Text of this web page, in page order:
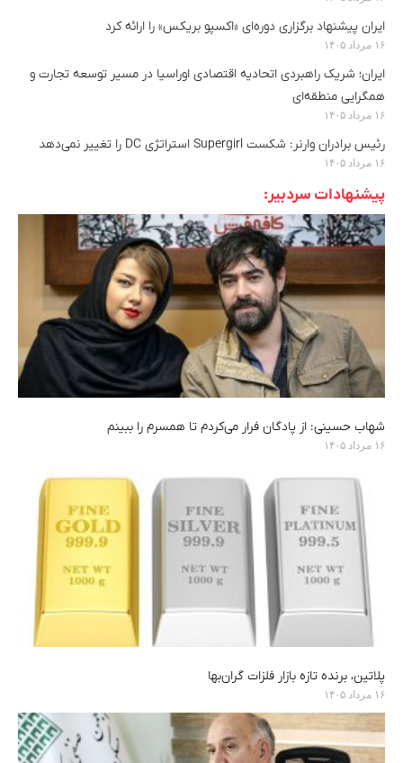
ایران پیشنهاد برگزاری دوره‌ای «اکسپو بریکس» را ارائه کرد
۱۶ مرداد ۱۴۰۵
ایران؛ شریک راهبردی اتحادیه اقتصادی اوراسیا در مسیر توسعه تجارت و
همگرایی منطقه‌ای
۱۶ مرداد ۱۴۰۵
رئیس برادران وارنر: شکست Supergirl استراتژی DC را تغییر نمی‌دهد
۱۶ مرداد ۱۴۰۵
پیشنهادات سردبیر:
شهاب حسینی: از پادگان فرار می‌کردم تا همسرم را ببینم
۱۶ مرداد ۱۴۰۵
پلاتین، برنده تازه بازار فلزات گران‌بها
۱۶ مرداد ۱۴۰۵